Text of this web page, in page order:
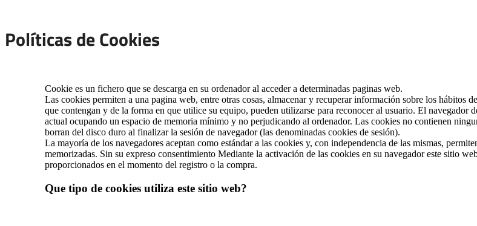
Políticas de Cookies
Cookie es un fichero que se descarga en su ordenador al acceder a determinadas paginas web.
Las cookies permiten a una pagina web, entre otras cosas, almacenar y recuperar información sobre los hábitos
que contengan y de la forma en que utilice su equipo, pueden utilizarse para reconocer al usuario. El navegador
actual ocupando un espacio de memoria mínimo y no perjudicando al ordenador. Las cookies no contienen
borran del disco duro al finalizar la sesión de navegador (las denominadas cookies de sesión).
La mayoría de los navegadores aceptan como estándar a las cookies y, con independencia de las mismas,
memorizadas. Sin su expreso consentimiento Mediante la activación de las cookies en su navegador este sitio
proporcionados en el momento del registro o la compra.
Que tipo de cookies utiliza este sitio web?